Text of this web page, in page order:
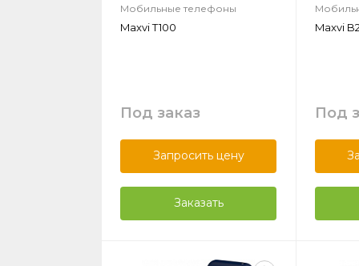
Мобильные телефоны
Maxvi T100
Под заказ
Запросить цену
Заказать
Maxvi
Под